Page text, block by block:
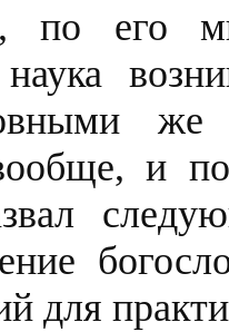
по его
наука
же
и
для